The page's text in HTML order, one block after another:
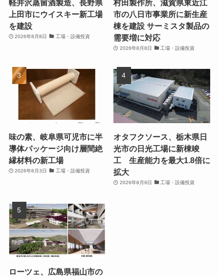
軽井沢蒸留酒製造、長野県
上田市にウイスキー新工場
を建設
2026年8月8日 工場・設備投資
村田製作所、滋賀県東近江
市の八日市事業所に新生産
棟を建設 サーミスタ製品の
需要増に対応
2026年8月8日 工場・設備投資
味の素、岐阜県可児市に半
導体パッケージ向け層間絶
縁材料の新工場
2026年8月3日 工場・設備投資
オタフクソース、栃木県日
光市の日光工場に新棟竣
工 生産能力を最大1.8倍に
拡大
2026年8月9日 工場・設備投資
ローツェ、広島県福山市の